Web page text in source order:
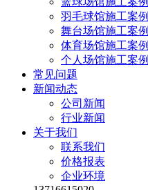
羽毛球馆施工案例
舞台场馆施工案例
体育场馆施工案例
个人场馆施工案例
常见问题
新闻动态
公司新闻
行业新闻
关于我们
联系我们
价格报表
企业环境